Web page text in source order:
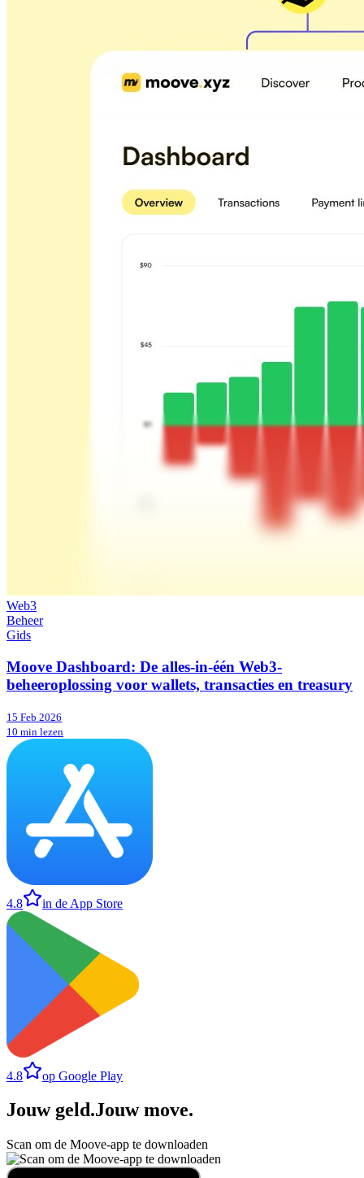
Web3
Beheer
Gids
Moove Dashboard: De alles-in-één Web3-
beheeroplossing voor wallets, transacties en treasury
15 Feb 2026
10 min lezen
4.8 in de App Store
4.8 op Google Play
Jouw geld.Jouw move.
Scan om de Moove-app te downloaden